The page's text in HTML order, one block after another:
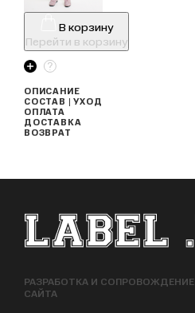
В корзину
Перейти в корзину
ОПИСАНИЕ
СОСТАВ | УХОД
ОПЛАТА
ДОСТАВКА
ВОЗВРАТ
ФУТЕР САЙТА
РАЗРАБОТКА И СОПРОВОЖДЕНИЕ
САЙТА